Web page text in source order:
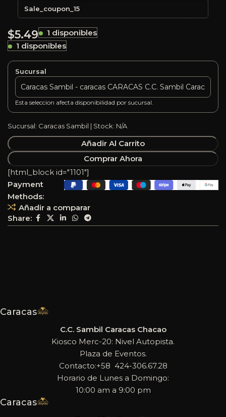
Sale_coupon_15
$5.49
1 disponibles
1 disponibles
Sucursal
Esta seleccion afecta disponibilidad por sucursal.
Sucursal: Caracas Sambil | Stock: N/A
Añadir Al Carrito
Comprar Ahora
Añadir a comparar
Share:
[html_block id="1101"]
Payment
Methods:
Caracas
C.C. Sambil Caracas Chacao
Kiosco Merc-20: Nivel Autopista.
Plaza de Eventos.
Contacto:+58 424-306.67.28
Horario de Lunes a Domingo:
10:00 am a 9:00 pm
Caracas